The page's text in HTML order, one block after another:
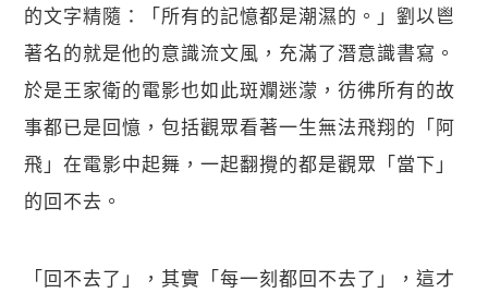
的文字精隨：「所有的記憶都是潮濕的。」劉以鬯
著名的就是他的意識流文風，充滿了潛意識書寫。
於是王家衛的電影也如此斑斕迷濛，彷彿所有的故
事都已是回憶，包括觀眾看著一生無法飛翔的「阿
飛」在電影中起舞，一起翻攪的都是觀眾「當下」
的回不去。
「回不去了」，其實「每一刻都回不去了」，這才